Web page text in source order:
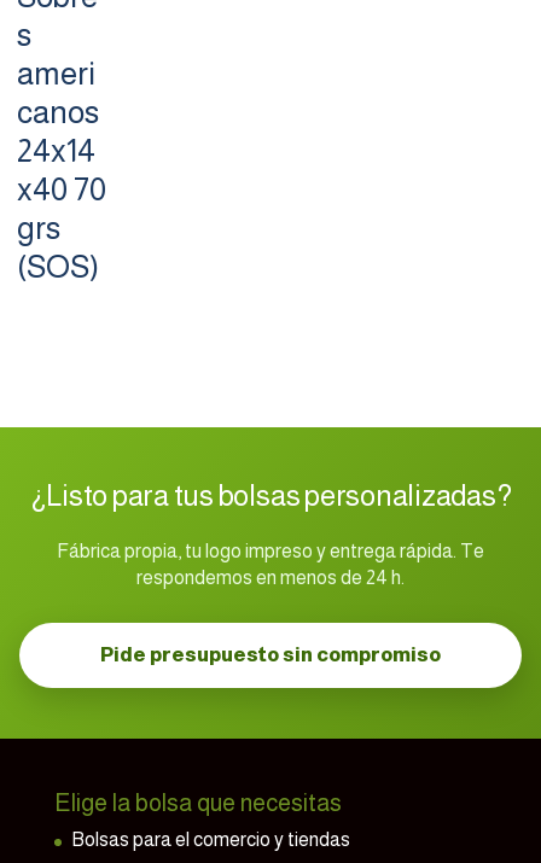
s
ameri
canos
24x14
x40 70
grs
(SOS)
¿Listo para tus bolsas personalizadas?
Fábrica propia, tu logo impreso y entrega rápida. Te
respondemos en menos de 24 h.
Pide presupuesto sin compromiso
Elige la bolsa que necesitas
Bolsas para el comercio y tiendas